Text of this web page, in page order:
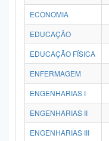
ECONOMIA
EDUCAÇÃO
EDUCAÇÃO FÍSICA
ENFERMAGEM
ENGENHARIAS I
ENGENHARIAS II
ENGENHARIAS III